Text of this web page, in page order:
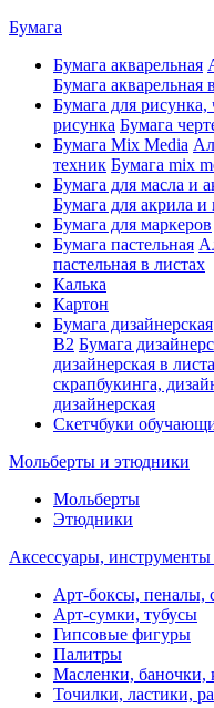
Бумага
Бумага акварельная
Бумага акварельная
Бумага для рисунка,
рисунка Бумага
Бумага Mix Media
техник Бумага mix
Бумага для масла и
Бумага для акрила и
Бумага для маркеров
Бумага пастельная
пастельная в листах
Калька
Картон
Бумага дизайнерская
В2 Бумага
дизайнерская в
скрапбукинга,
дизайнерская
Скетчбуки
Мольберты и этюдники
Мольберты
Этюдники
Аксессуары,
Арт-боксы, пеналы,
Арт-сумки, тубусы
Гипсовые фигуры
Палитры
Масленки, баночки,
Точилки, ластики,